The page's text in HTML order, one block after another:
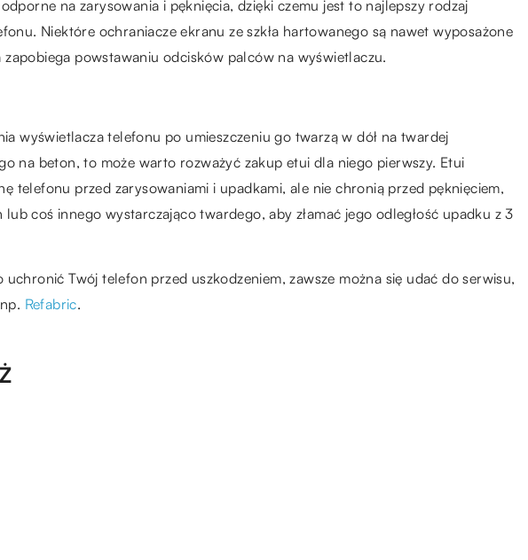
na zarysowania i pęknięcia, dzięki czemu jest to najlepszy rodzaj
Niektóre ochraniacze ekranu ze szkła hartowanego są nawet wyposażone
powstawaniu odcisków palców na wyświetlaczu.
wyświetlacza telefonu po umieszczeniu go twarzą w dół na twardej
na beton, to może warto rozważyć zakup etui dla niego pierwszy. Etui
telefonu przed zarysowaniami i upadkami, ale nie chronią przed pęknięciem,
coś innego wystarczająco twardego, aby złamać jego odległość upadku z 3
Twój telefon przed uszkodzeniem, zawsze można się udać do serwisu,
Refabric.